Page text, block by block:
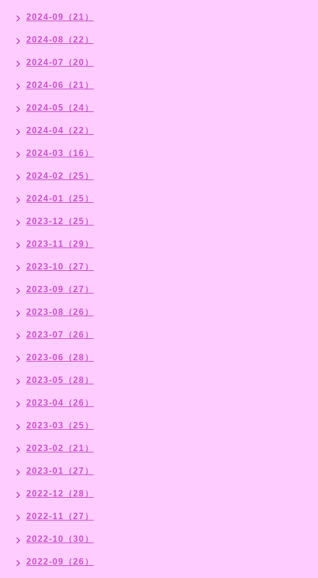
2024-09（21）
2024-08（22）
2024-07（20）
2024-06（21）
2024-05（24）
2024-04（22）
2024-03（16）
2024-02（25）
2024-01（25）
2023-12（25）
2023-11（29）
2023-10（27）
2023-09（27）
2023-08（26）
2023-07（26）
2023-06（28）
2023-05（28）
2023-04（26）
2023-03（25）
2023-02（21）
2023-01（27）
2022-12（28）
2022-11（27）
2022-10（30）
2022-09（26）